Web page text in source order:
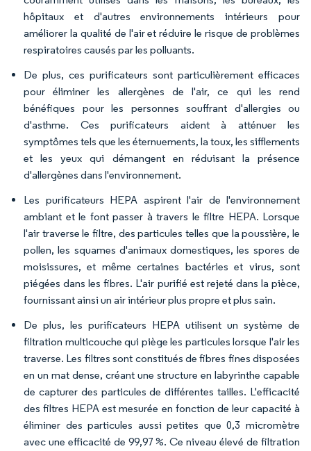
hôpitaux et d'autres environnements intérieurs pour
améliorer la qualité de l'air et réduire le risque de problèmes
respiratoires causés par les polluants.
De plus, ces purificateurs sont particulièrement efficaces
pour éliminer les allergènes de l'air, ce qui les rend
bénéfiques pour les personnes souffrant d'allergies ou
d'asthme. Ces purificateurs aident à atténuer les
symptômes tels que les éternuements, la toux, les sifflements
et les yeux qui démangent en réduisant la présence
d'allergènes dans l'environnement.
Les purificateurs HEPA aspirent l'air de l'environnement
ambiant et le font passer à travers le filtre HEPA. Lorsque
l'air traverse le filtre, des particules telles que la poussière, le
pollen, les squames d'animaux domestiques, les spores de
moisissures, et même certaines bactéries et virus, sont
piégées dans les fibres. L'air purifié est rejeté dans la pièce,
fournissant ainsi un air intérieur plus propre et plus sain.
De plus, les purificateurs HEPA utilisent un système de
filtration multicouche qui piège les particules lorsque l'air les
traverse. Les filtres sont constitués de fibres fines disposées
en un mat dense, créant une structure en labyrinthe capable
de capturer des particules de différentes tailles. L'efficacité
des filtres HEPA est mesurée en fonction de leur capacité à
éliminer des particules aussi petites que 0,3 micromètre
avec une efficacité de 99,97 %. Ce niveau élevé de filtration